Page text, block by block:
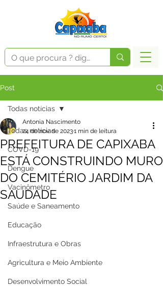
Post
Todas notícias
COVD-19
Dengue
Vacinômetro
Saúde e Saneamento
Educação
Infraestrutura e Obras
Agricultura e Meio Ambiente
Desenvolvimento Social
Todas notícias
PREFEITURA DE CAPIXABA
ESTÁ CONSTRUINDO MURO
DO CEMITÉRIO JARDIM DA
SAUDADE
Antonia Nascimento
24 de nov. de 20231 min de leitura